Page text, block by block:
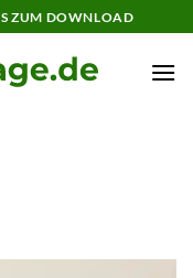
ZUM DOWNLOAD